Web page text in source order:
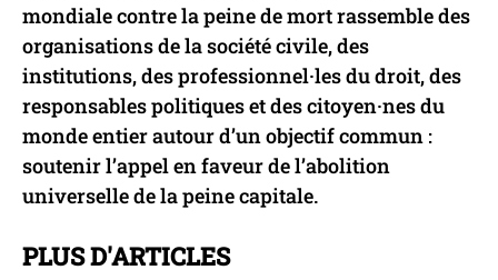
mondiale contre la peine de mort rassemble des
organisations de la société civile, des
institutions, des professionnel·les du droit, des
responsables politiques et des citoyen·nes du
monde entier autour d’un objectif commun :
soutenir l’appel en faveur de l’abolition
universelle de la peine capitale.
PLUS D'ARTICLES